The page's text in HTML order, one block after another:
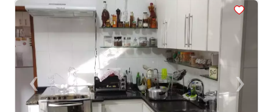
<<<<
‹Previous ›Next